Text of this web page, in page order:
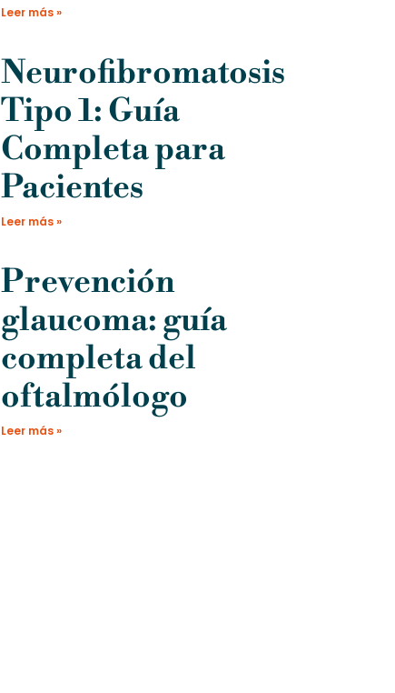
Leer más »
Neurofibromatosis
Tipo 1: Guía
Completa para
Pacientes
Leer más »
Prevención
glaucoma: guía
completa del
oftalmólogo
Leer más »